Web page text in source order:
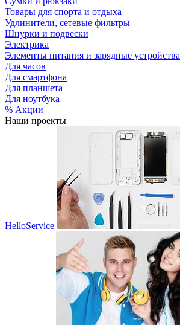
Товары для спорта и отдыха
Удлинители, сетевые фильтры
Шнурки и подвески
Электрика
Элементы питания и зарядные устройства
Для часов
Для смартфона
Для планшета
Для ноутбука
% Акции
Наши проекты
HelloService